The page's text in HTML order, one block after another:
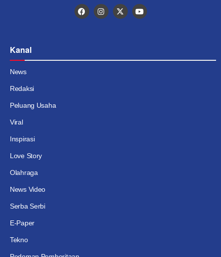
Kanal
News
Redaksi
Peluang Usaha
Viral
Inspirasi
Love Story
Olahraga
News Video
Serba Serbi
E-Paper
Tekno